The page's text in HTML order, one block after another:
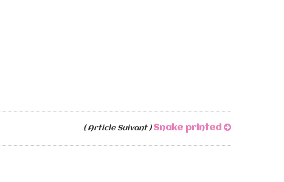
( Article Suivant ) Snake printed